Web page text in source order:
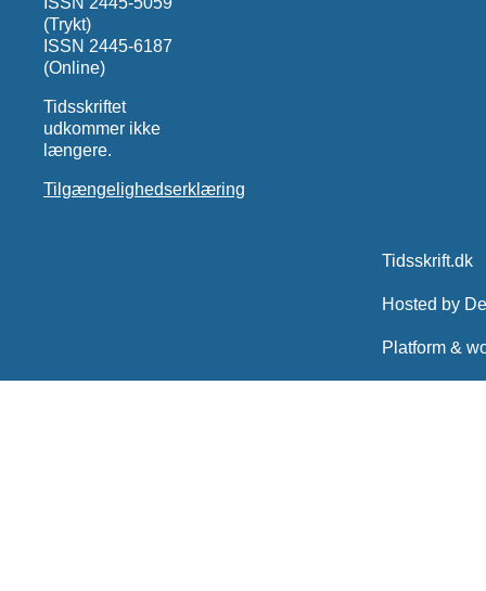
(Trykt)
ISSN 2445-6187
(Online)
Tidsskriftet
udkommer ikke
længere.
Tilgængelighedserklæring